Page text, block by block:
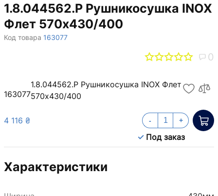
1.8.044562.P Рушникосушка INOX
Флет 570х430/400
Код товара 163077
0
163077
1.8.044562.P Рушникосушка INOX Флет
570х430/400
4 116 ₴
Под заказ
- +
Характеристики